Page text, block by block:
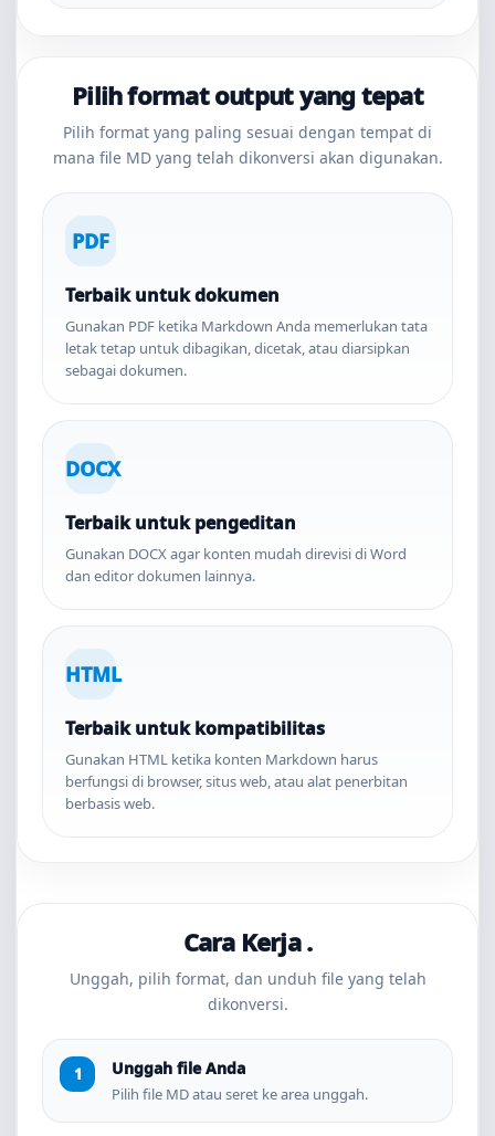
Pilih format output yang tepat
Pilih format yang paling sesuai dengan tempat di
mana file MD yang telah dikonversi akan digunakan.
PDF
Terbaik untuk dokumen
Gunakan PDF ketika Markdown Anda memerlukan tata
letak tetap untuk dibagikan, dicetak, atau diarsipkan
sebagai dokumen.
DOCX
Terbaik untuk pengeditan
Gunakan DOCX agar konten mudah direvisi di Word
dan editor dokumen lainnya.
HTML
Terbaik untuk kompatibilitas
Gunakan HTML ketika konten Markdown harus
berfungsi di browser, situs web, atau alat penerbitan
berbasis web.
Cara Kerja .
Unggah, pilih format, dan unduh file yang telah
dikonversi.
Unggah file Anda
Pilih file MD atau seret ke area unggah.